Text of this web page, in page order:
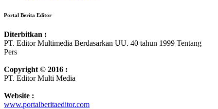
Portal Berita Editor
Diterbitkan :
PT. Editor Multimedia Berdasarkan UU. 40 tahun 1999 Tentang
Pers
Copyright © 2016 :
PT. Editor Multi Media
Website :
www.portalberitaeditor.com